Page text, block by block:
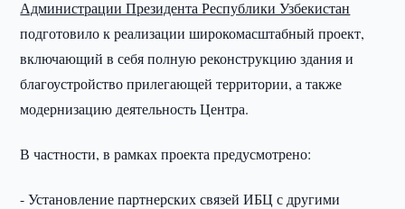
Администрации Президента Республики Узбекистан
подготовило к реализации широкомасштабный проект,
включающий в себя полную реконструкцию здания и
благоустройство прилегающей территории, а также
модернизацию деятельность Центра.
В частности, в рамках проекта предусмотрено:
- Установление партнерских связей ИБЦ с другими